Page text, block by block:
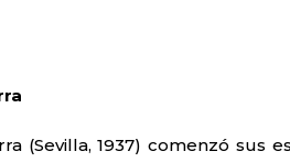
(Sevilla, 1937) comenzó sus